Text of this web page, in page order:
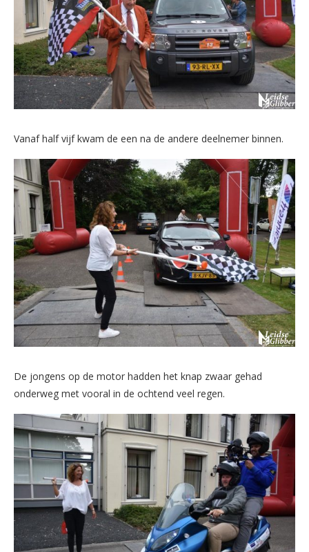
Vanaf half vijf kwam de een na de andere deelnemer binnen.
De jongens op de motor hadden het knap zwaar gehad
onderweg met vooral in de ochtend veel regen.